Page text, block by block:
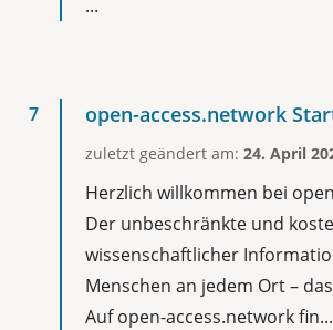
...
open-access.network
zuletzt geändert am: 24. April
Herzlich willkommen bei
Der unbeschränkte und
wissenschaftlicher
Menschen an jedem Ort –
Auf open-access.network fin...